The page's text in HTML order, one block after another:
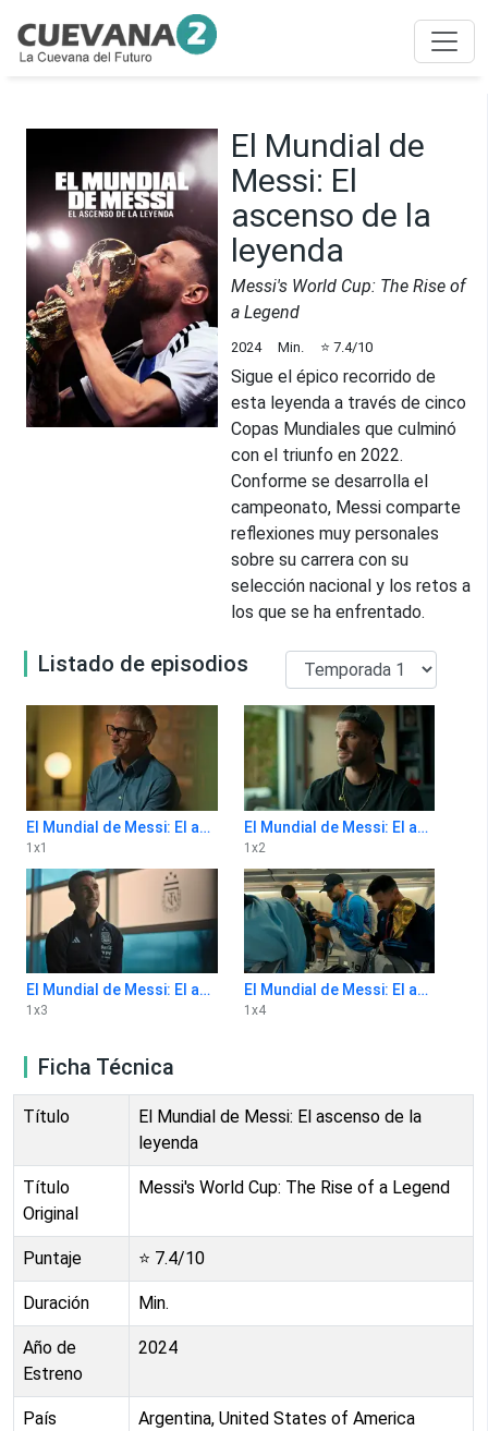
El Mundial de
Messi: El
ascenso de la
leyenda
Messi's World Cup: The Rise of
a Legend
2024 Min. ⭐ 7.4/10
Sigue el épico recorrido de
esta leyenda a través de cinco
Copas Mundiales que culminó
con el triunfo en 2022.
Conforme se desarrolla el
campeonato, Messi comparte
reflexiones muy personales
sobre su carrera con su
selección nacional y los retos a
los que se ha enfrentado.
Listado de episodios
El Mundial de Messi: El ascenso de la leyenda 1x1
1 x1
El Mundial de Messi: El ascenso de la leyenda 1x2
1 x2
El Mundial de Messi: El ascenso de la leyenda 1x3
1 x3
El Mundial de Messi: El ascenso de la leyenda 1x4
1 x4
Ficha Técnica
Título
El Mundial de Messi: El ascenso de la
leyenda
Título
Original
Messi's World Cup: The Rise of a Legend
Puntaje ⭐ 7.4/10
Duración Min.
Año de
Estreno
2024
País Argentina, United States of America